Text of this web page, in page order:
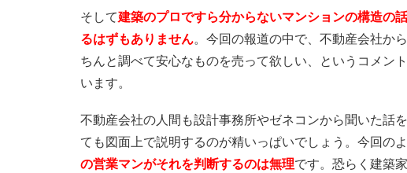
そして建築のプロですら分からないマンションの構造の
るはずもありません。今回の報道の中で、不動産会社か
ちんと調べて安心なものを売って欲しい、というコメン
います。
不動産会社の人間も設計事務所やゼネコンから聞いた話
ても図面上で説明するのが精いっぱいでしょう。今回の
の営業マンがそれを判断するのは無理です。恐らく建築